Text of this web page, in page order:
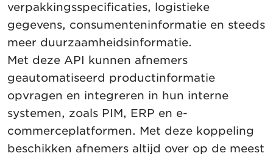
verpakkingsspecificaties, logistieke
gegevens, consumenteninformatie en steeds
meer duurzaamheidsinformatie.
Met deze API kunnen afnemers
geautomatiseerd productinformatie
opvragen en integreren in hun interne
systemen, zoals PIM, ERP en e-
commerceplatformen. Met deze koppeling
beschikken afnemers altijd over op de meest